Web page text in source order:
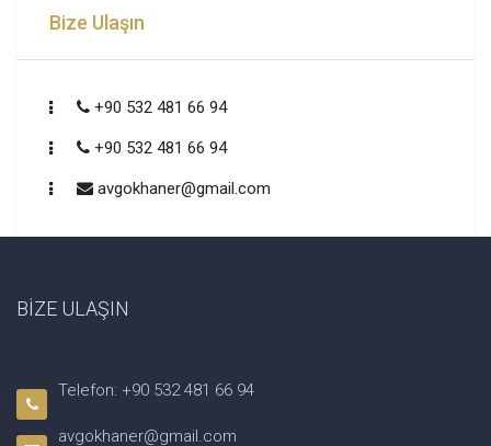
Bize Ulaşın
+90 532 481 66 94
+90 532 481 66 94
avgokhaner@gmail.com
BİZE ULAŞIN
Telefon: +90 532 481 66 94
avgokhaner@gmail.com